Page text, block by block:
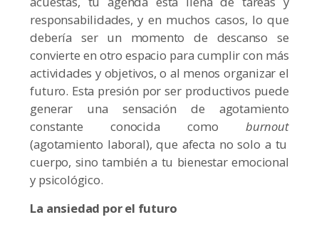
responsabilidades, y en muchos casos, lo que
debería ser un momento de descanso se
convierte en otro espacio para cumplir con más
actividades y objetivos, o al menos organizar el
futuro. Esta presión por ser productivos puede
generar una sensación de agotamiento
constante conocida como burnout
(agotamiento laboral), que afecta no solo a tu
cuerpo, sino también a tu bienestar emocional
y psicológico.
La ansiedad por el futuro